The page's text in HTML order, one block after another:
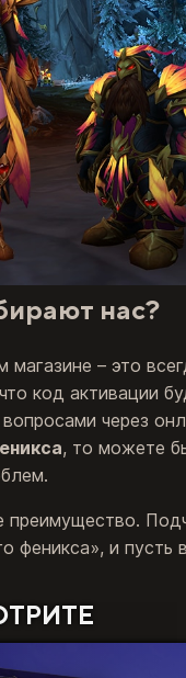
нас?
магазине – это
код активации
через
, то можете
преимущество.
феникса», и пусть